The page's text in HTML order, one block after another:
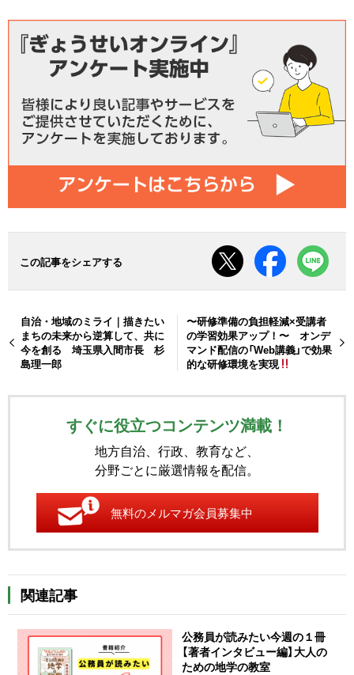
この記事をシェアする
自治・地域のミライ｜描きたい
まちの未来から逆算して、共に
今を創る 埼玉県入間市長 杉
島理一郎
〜研修準備の負担軽減×受講者
の学習効果アップ！〜 オンデ
マンド配信の「Web講義」で効果
的な研修環境を実現
すぐに役立つコンテンツ満載！
地方自治、行政、教育など、
分野ごとに厳選情報を配信。
無料のメルマガ会員募集中
関連記事
公務員が読みたい今週の１冊
【著者インタビュー編】大人の
ための地学の教室